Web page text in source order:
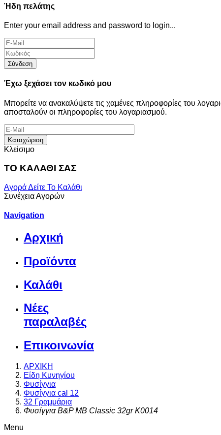
Ήδη πελάτης
Enter your email address and password to login...
Σύνδεση
Έχω ξεχάσει τον κωδικό μου
Μπορείτε να ανακαλύψετε τις χαμένες πληροφορίες του
αποσταλούν οι πληροφορίες του λογαριασμού.
Καταχώριση
Κλείσιμο
ΤΟ ΚΑΛΑΘΙ ΣΑΣ
ΑγοράΔείτε Το Καλάθι
Συνέχεια Αγορών
Navigation
Αρχική
Προϊόντα
Καλάθι
Νέες
παραλαβές
Επικοινωνία
ΑΡΧΙΚΗ
Είδη Κυνηγίου
Φυσίγγια
Φυσίγγια cal 12
32 Γραμμάρια
Φυσίγγια B&P MB Classic 32gr K0014
Menu